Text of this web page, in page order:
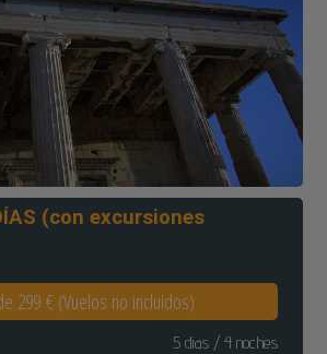
(con excursiones
299 € (Vuelos no incluidos)
5 dias / 4 noches